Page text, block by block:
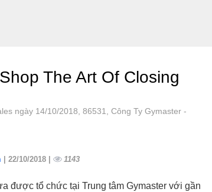
The Art Of Closing
ngày 14/10/2018, 86531, Công Ty Gymaster -
| 22/10/2018 | 1143
được tổ chức tại Trung tâm Gymaster với gần